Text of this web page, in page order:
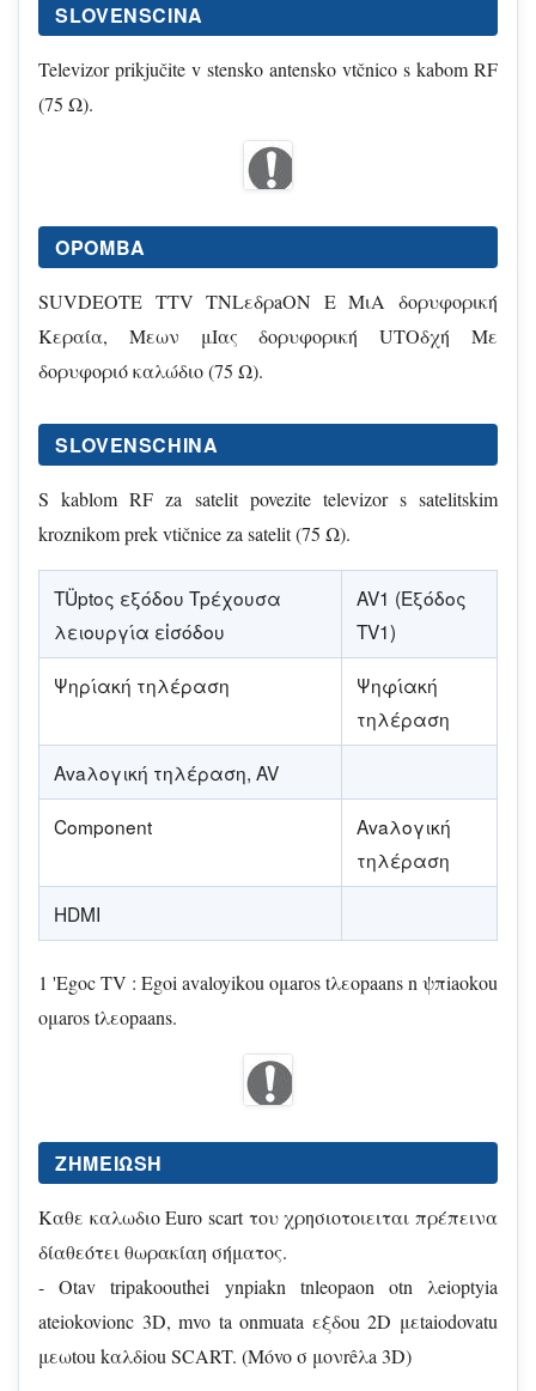
SLOVENSCINA
Televizor prikjučite v stensko antensko vtčnico s kabom RF
(75 Ω).
OPOMBA
SUVDEOTE TTV TNLεδρaON Ε ΜιΑ δορυφορική
Kεραία, Μεων μΙας δορυφορική UΤΟδχή Με
δορυφοριό καλώδιο (75 Ω).
SLOVENSCHINA
S kablom RF za satelit povezite televizor s satelitskim
kroznikom prek vtičnice za satelit (75 Ω).
TÜptος εξόδου Tpέχουσα
λειουργία εἰσόδου
AV1 (Eξόδος
TV1)
Ψηρίακή τηλέραση
Ψηφίακή
τηλέραση
Avaλογική τηλέραση, AV
Component
Avaλογική
τηλέραση
HDMI
1 'Egoc TV : Egoi avaloyikou oμaros tλεopaans n ψπiaokou
oμaros tλεopaans.
ZHMEIΩSH
Kαθε καλωδιο Euro scart του χρησιοτοιειται πρέπεινα
δίαθεότει θωρακίαη σήματος.
- Otav tripakoouthei ynpiakn tnleopaon otn λeioptyia
ateiokovionc 3D, mvo ta onmuata εξδοu 2D μεtaiodovatu
μεωtou kαλδiou SCART. (Móvo σ μονrêλa 3D)